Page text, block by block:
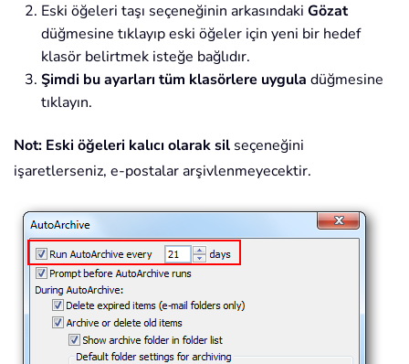
Eski öğeleri taşı seçeneğinin arkasındaki Gözat
düğmesine tıklayıp eski öğeler için yeni bir hedef
klasör belirtmek isteğe bağlıdır.
Şimdi bu ayarları tüm klasörlere uygula düğmesine
tıklayın.
Not: Eski öğeleri kalıcı olarak sil seçeneğini
işaretlerseniz, e-postalar arşivlenmeyecektir.